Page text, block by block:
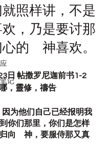
记
照样讲，不是
，乃是要讨那
心的 神喜欢。
日 帖撒罗尼迦前书1-2
，靈修，禱告
因为他们自己已经报明我
你们那里，你们是怎样
向　神，要服侍那又真